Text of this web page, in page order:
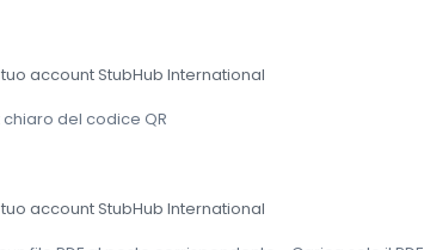
account StubHub International
del codice QR
account StubHub International